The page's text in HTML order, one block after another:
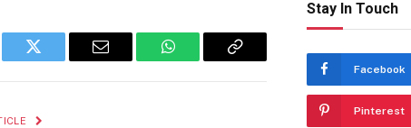
Twitter Email WhatsAppCopy
Stay In Touch
Facebook
Pinterest